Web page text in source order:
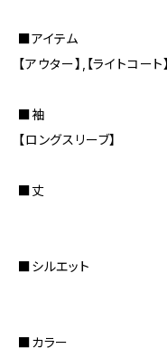
■アイテム
【アウター】,【ライトコート】
■袖
【ロングスリーブ】
■丈
■シルエット
■カラー